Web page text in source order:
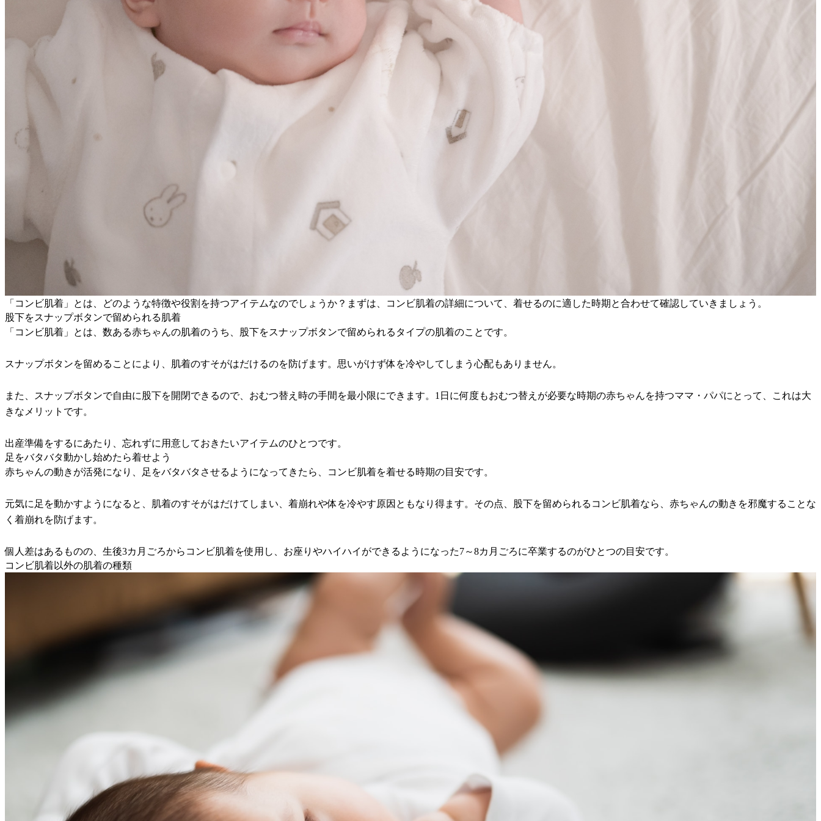
「コンビ肌着」とは、どのような特徴や役割を持つアイテムなのでしょうか？まずは、コンビ肌着の詳細について、着せるのに適した時期と合わせて確認していきましょう。
股下をスナップボタンで留められる肌着
「コンビ肌着」とは、数ある赤ちゃんの肌着のうち、股下をスナップボタンで留められるタイプの肌着のことです。
スナップボタンを留めることにより、肌着のすそがはだけるのを防げます。思いがけず体を冷やしてしまう心配もありません。
また、スナップボタンで自由に股下を開閉できるので、おむつ替え時の手間を最小限にできます。1日に何度もおむつ替えが必要な時期の赤ちゃんを持つママ・パパにとって、これは大
きなメリットです。
出産準備をするにあたり、忘れずに用意しておきたいアイテムのひとつです。
足をバタバタ動かし始めたら着せよう
赤ちゃんの動きが活発になり、足をバタバタさせるようになってきたら、コンビ肌着を着せる時期の目安です。
元気に足を動かすようになると、肌着のすそがはだけてしまい、着崩れや体を冷やす原因ともなり得ます。その点、股下を留められるコンビ肌着なら、赤ちゃんの動きを邪魔することな
く着崩れを防げます。
個人差はあるものの、生後3カ月ごろからコンビ肌着を使用し、お座りやハイハイができるようになった7～8カ月ごろに卒業するのがひとつの目安です。
コンビ肌着以外の肌着の種類